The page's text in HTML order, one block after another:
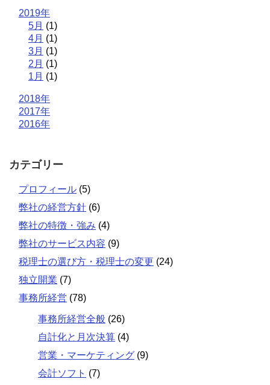
2019年
5月 (1)
4月 (1)
3月 (1)
2月 (1)
1月 (1)
2018年
2017年
2016年
カテゴリー
プロフィール (5)
弊社の経営方針 (6)
弊社の特徴・強み (4)
弊社のサービス内容 (9)
税理士の選び方・税理士の変更 (24)
独立開業 (7)
事務所経営 (78)
事務所経営全般 (26)
自計化と月次決算 (4)
営業・マーケティング (9)
会計ソフト (7)